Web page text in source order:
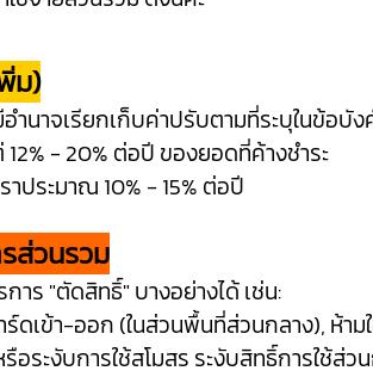
ม)
ำนาจเรียกเก็บค่าปรับตามที่ระบุในข้อบัง
- 20% ต่อปี ของยอดที่ค้างชำระ
ประมาณ 10% - 15% ต่อปี
ส่วนรวม
าร "ตัดสิทธิ์" บางอย่างได้ เช่น:
ร์ดเข้า-ออก (ในส่วนพื้นที่ส่วนกลาง), ห้าม
อระงับการใช้สโมสร ระงับสิทธิ์การใช้ส่ว